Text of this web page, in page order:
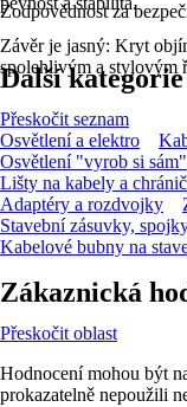
Závěr je jasný: Kryt
spolehlivým a stylovým
Zodpovědnost za
Další kategorie
Přeskočit seznam
Osvětlení a elektro
Osvětlení "vyrob si sám"
Lišty na kabely a
Adaptéry a rozdvojky
Stavební zásuvky,
Kabelové bubny na
Zákaznická
Přeskočit oblast
Hodnocení mohou být
prokazatelně nepoužili